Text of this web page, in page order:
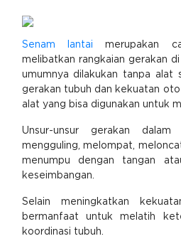
Senam lantai merupakan
melibatkan rangkaian gerakan
umumnya dilakukan tanpa alat
gerakan tubuh dan kekuatan
alat yang bisa digunakan untuk
Unsur-unsur gerakan
mengguling, melompat,
menumpu dengan tangan
keseimbangan.
Selain meningkatkan
bermanfaat untuk melatih
koordinasi tubuh.